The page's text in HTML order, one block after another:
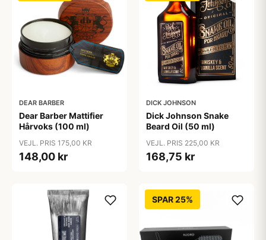
DEAR BARBER
Dear Barber Mattifier
Hårvoks (100 ml)
VEJL. PRIS 175,00 KR
148,00 kr
DICK JOHNSON
Dick Johnson Snake
Beard Oil (50 ml)
VEJL. PRIS 225,00 KR
168,75 kr
SPAR 25%